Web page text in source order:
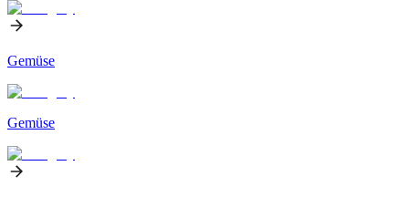
Gemüse
Gemüse